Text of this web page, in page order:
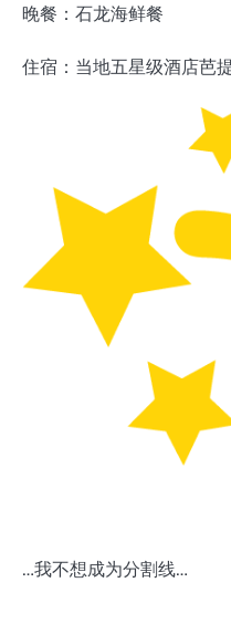
晚餐：石龙海鲜餐
住宿：当地五星级酒店芭
…我不想成为分割线…